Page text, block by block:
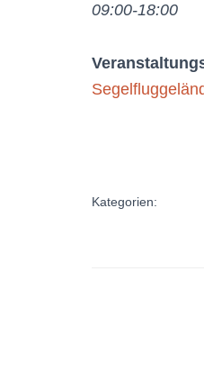
09:00-18:00
Kategorien: